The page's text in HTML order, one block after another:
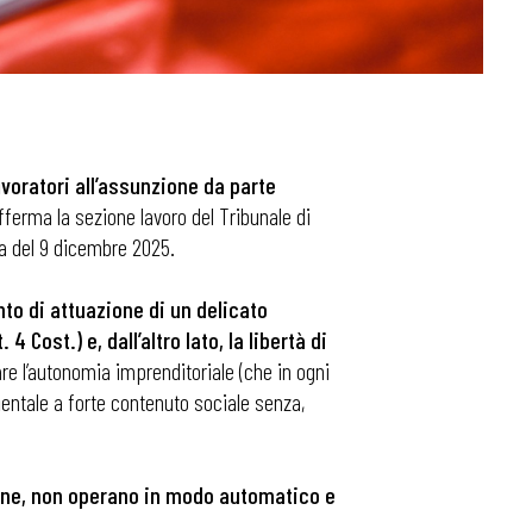
all’assunzione da parte
la sezione lavoro del Tribunale di
del 9 dicembre 2025.
di attuazione di un delicato
Cost.) e, dall’altro lato, la libertà di
l’autonomia imprenditoriale (che in ogni
a forte contenuto sociale senza,
non operano in modo automatico e